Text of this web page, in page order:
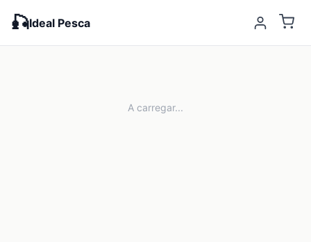
🎣Ideal Pesca
A carregar...